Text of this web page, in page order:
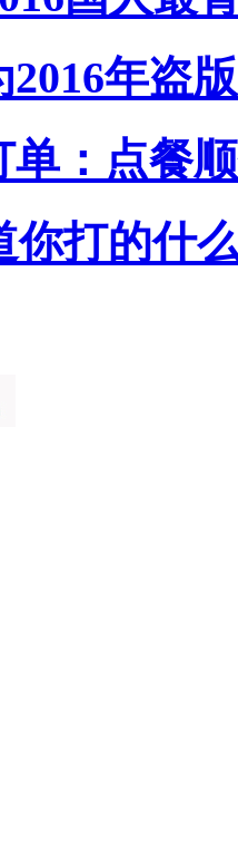
2016年盗
单：点餐
你打的什